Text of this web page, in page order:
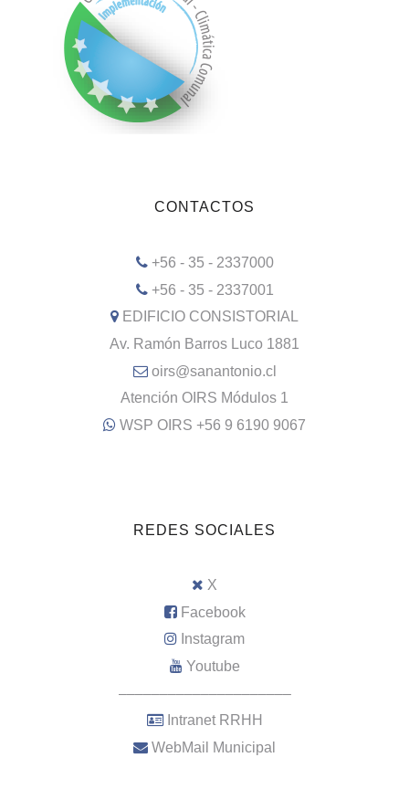
CONTACTOS
+56 - 35 - 2337000
+56 - 35 - 2337001
EDIFICIO CONSISTORIAL
Av. Ramón Barros Luco 1881
oirs@sanantonio.cl
Atención OIRS Módulos 1
WSP OIRS +56 9 6190 9067
REDES SOCIALES
X
Facebook
Instagram
Youtube
–––––––––––––––––––––
Intranet RRHH
WebMail Municipal